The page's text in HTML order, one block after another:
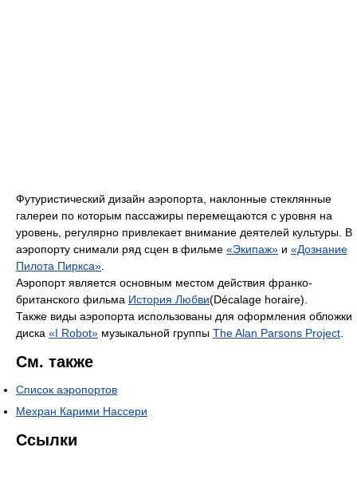
Футуристический дизайн аэропорта, наклонные стеклянные
галереи по которым пассажиры перемещаются с уровня на
уровень, регулярно привлекает внимание деятелей культуры. В
аэропорту снимали ряд сцен в фильме «Экипаж» и «Дознание
Пилота Пиркса».
Аэропорт является основным местом действия франко-
британского фильма История Любви(Décalage horaire).
Также виды аэропорта использованы для оформления обложки
диска «I Robot» музыкальной группы The Alan Parsons Project.
См. также
Список аэропортов
Мехран Карими Нассери
Ссылки